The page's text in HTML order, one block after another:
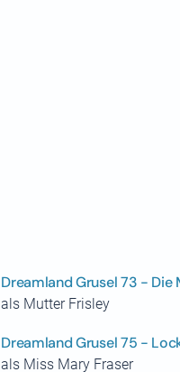
Dreamland Grusel 73 -
als Mutter Frisley
Dreamland Grusel 75 -
als Miss Mary Fraser